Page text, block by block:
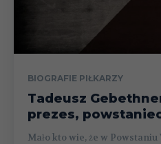
BIOGRAFIE PIŁKARZY
Tadeusz
prezes,
Mało kto wie, że w